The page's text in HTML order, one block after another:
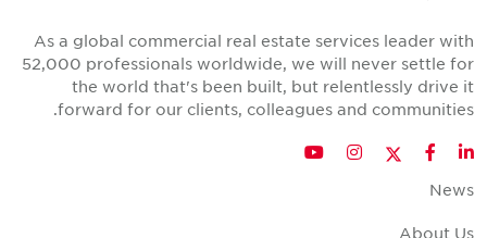
As a global commercial real estate services leader with
52,000 professionals worldwide, we will never settle for
the world that's been built, but relentlessly drive it
forward for our clients, colleagues and communities.
LinkedIn
Facebook
Twitter
Instagram
YouTube
News
About Us